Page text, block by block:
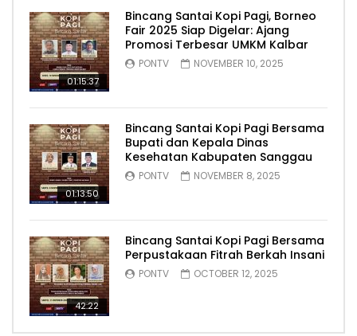
01:15:37
Bincang Santai Kopi Pagi, Borneo
Fair 2025 Siap Digelar: Ajang
Promosi Terbesar UMKM Kalbar
PONTV NOVEMBER 10, 2025
01:13:50
Bincang Santai Kopi Pagi Bersama
Bupati dan Kepala Dinas
Kesehatan Kabupaten Sanggau
PONTV NOVEMBER 8, 2025
42:22
Bincang Santai Kopi Pagi Bersama
Perpustakaan Fitrah Berkah Insani
PONTV OCTOBER 12, 2025